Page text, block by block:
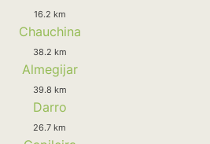
16.2 km
Chauchina
38.2 km
Almegijar
39.8 km
Darro
26.7 km